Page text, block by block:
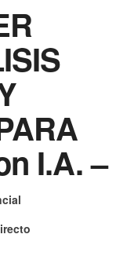
I.A. –